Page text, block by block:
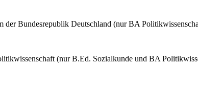
Bundesrepublik Deutschland (nur BA
(nur B.Ed. Sozialkunde und BA